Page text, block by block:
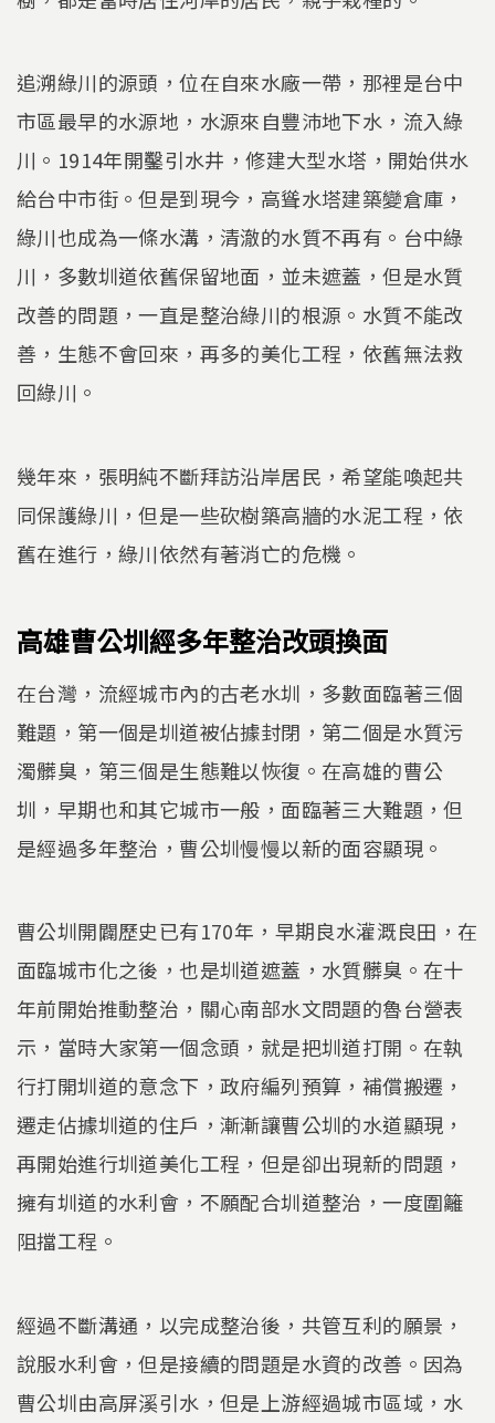
追溯綠川的源頭，位在自來水廠一帶，那裡是台中
市區最早的水源地，水源來自豐沛地下水，流入綠
川。1914年開鑿引水井，修建大型水塔，開始供水
給台中市街。但是到現今，高聳水塔建築變倉庫，
綠川也成為一條水溝，清澈的水質不再有。台中綠
川，多數圳道依舊保留地面，並未遮蓋，但是水質
改善的問題，一直是整治綠川的根源。水質不能改
善，生態不會回來，再多的美化工程，依舊無法救
回綠川。
幾年來，張明純不斷拜訪沿岸居民，希望能喚起共
同保護綠川，但是一些砍樹築高牆的水泥工程，依
舊在進行，綠川依然有著消亡的危機。
高雄曹公圳經多年整治改頭換面
在台灣，流經城市內的古老水圳，多數面臨著三個
難題，第一個是圳道被佔據封閉，第二個是水質污
濁髒臭，第三個是生態難以恢復。在高雄的曹公
圳，早期也和其它城市一般，面臨著三大難題，但
是經過多年整治，曹公圳慢慢以新的面容顯現。
曹公圳開闢歷史已有170年，早期良水灌溉良田，在
面臨城市化之後，也是圳道遮蓋，水質髒臭。在十
年前開始推動整治，關心南部水文問題的魯台營表
示，當時大家第一個念頭，就是把圳道打開。在執
行打開圳道的意念下，政府編列預算，補償搬遷，
遷走佔據圳道的住戶，漸漸讓曹公圳的水道顯現，
再開始進行圳道美化工程，但是卻出現新的問題，
擁有圳道的水利會，不願配合圳道整治，一度圍籬
阻擋工程。
經過不斷溝通，以完成整治後，共管互利的願景，
說服水利會，但是接續的問題是水資的改善。因為
曹公圳由高屏溪引水，但是上游經過城市區域，水